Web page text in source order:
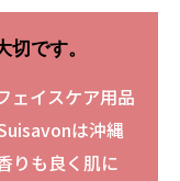
切です。
ェイスケア用品
は沖縄
りも良く肌に